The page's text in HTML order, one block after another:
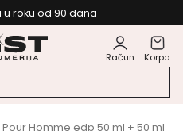
roku od 90 dana
Račun Korpa
Homme edp 50 ml + 50 ml